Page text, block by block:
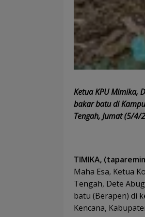
Ketua KPU Mimika,
bakar batu di
Tengah, Jumat (5/
TIMIKA,
Maha Esa, Ketua
Tengah, Dete
batu (Berapen) di
Kencana,